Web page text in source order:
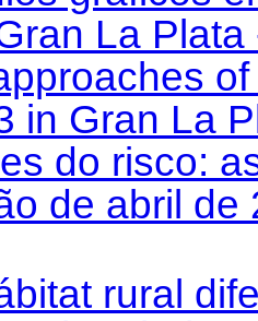
La
in Gran La
do risco:
de abril
rural